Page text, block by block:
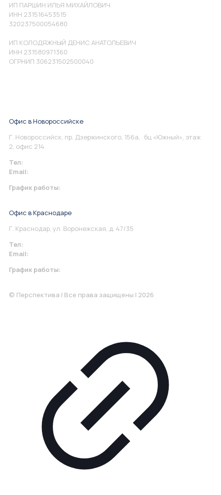
ИП ПАРШИН ИЛЬЯ МИХАЙЛОВИЧ
ИНН 231516453515
320237500054680
ИП КОЛОДЯЖНЫЙ ДЕНИС АНАТОЛЬЕВИЧ
ИНН 231580971360
ОГРНИП 306231502500040
Офис в Новороссийске
Г. Новороссийск, пр. Дзержинского, 156а, бц «Южный», этаж
2, офис 214.
Тел:
Email:
График работы:
Офис в Краснодаре
Г. Краснодар, ул. Воронежская, д. 47/35
Тел:
Email:
График работы:
© Перспектива | Все права защищены | 2026